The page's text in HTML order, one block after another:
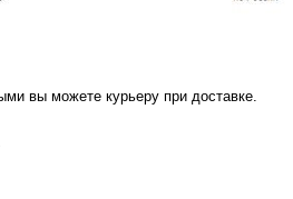
вы можете курьеру при доставке.